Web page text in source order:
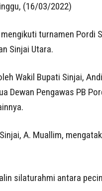
(16/03/2022)
turnamen Pordi
Sinjai Utara.
Wakil Bupati Sinjai,
Dewan Pengawas PB
A. Muallim,
silaturahmi antara